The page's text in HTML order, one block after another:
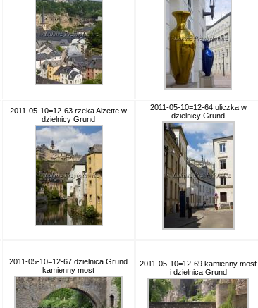
2011-05-10=12-63 rzeka Alzette w
dzielnicy Grund
2011-05-10=12-64 uliczka w
dzielnicy Grund
2011-05-10=12-67 dzielnica Grund
kamienny most
2011-05-10=12-69 kamienny most
i dzielnica Grund